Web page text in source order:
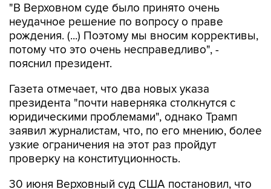
"В Верховном суде было принято очень
неудачное решение по вопросу о праве
рождения. (...) Поэтому мы вносим коррективы,
потому что это очень несправедливо", -
пояснил президент.
Газета отмечает, что два новых указа
президента "почти наверняка столкнутся с
юридическими проблемами", однако Трамп
заявил журналистам, что, по его мнению, более
узкие ограничения на этот раз пройдут
проверку на конституционность.
30 июня Верховный суд США постановил, что